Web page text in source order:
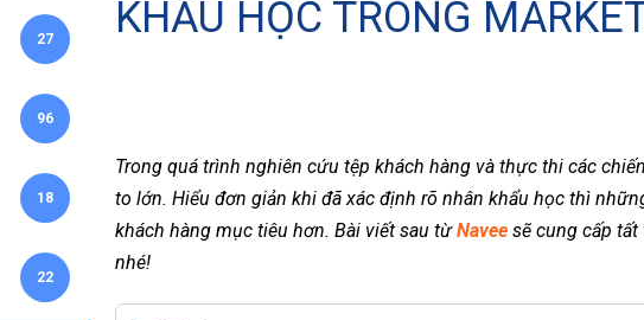
27
96
18
22
KHẨU HỌC TRONG
Trong quá trình nghiên cứu tệp khách hàng và thực thi các
to lớn. Hiểu đơn giản khi đã xác định rõ nhân khẩu học thì
khách hàng mục tiêu hơn. Bài viết sau từNavee sẽ cung cấp
nhé!